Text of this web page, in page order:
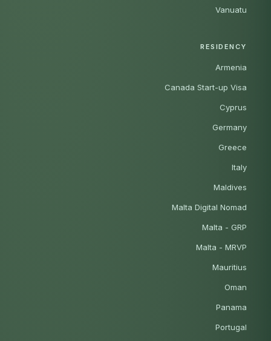
Vanuatu
RESIDENCY
Armenia
Canada Start-up Visa
Cyprus
Germany
Greece
Italy
Maldives
Malta Digital Nomad
Malta - GRP
Malta - MRVP
Mauritius
Oman
Panama
Portugal